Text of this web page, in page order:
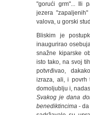
"gorući grm"... Ili
jezera
valova, u gorski
Bliskim je
inaugurirao
snažne kiparske
isto tako, na svoj
potvrđivao,
izraza, ali, i povrh
domoljublju i,
Svakog je dana
benediktincima-